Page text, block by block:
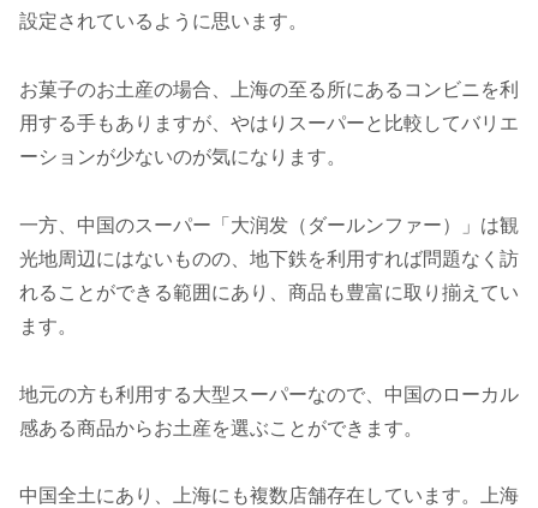
設定されているように思います。
お菓子のお土産の場合、上海の至る所にあるコンビニを利
用する手もありますが、やはりスーパーと比較してバリエ
ーションが少ないのが気になります。
一方、中国のスーパー「大润发（ダールンファー）」は観
光地周辺にはないものの、地下鉄を利用すれば問題なく訪
れることができる範囲にあり、商品も豊富に取り揃えてい
ます。
地元の方も利用する大型スーパーなので、中国のローカル
感ある商品からお土産を選ぶことができます。
中国全土にあり、上海にも複数店舗存在しています。上海